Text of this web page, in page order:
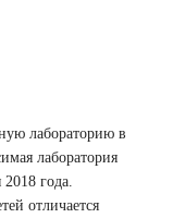
лабораторию в
лаборатория
2018 года.
отличается